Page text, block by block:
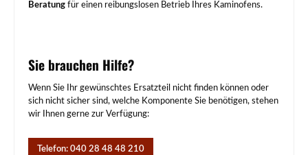
Beratung für einen reibungslosen Betrieb Ihres Kaminofens.
Sie brauchen Hilfe?
Wenn Sie Ihr gewünschtes Ersatzteil nicht finden können oder
sich nicht sicher sind, welche Komponente Sie benötigen, stehen
wir Ihnen gerne zur Verfügung:
Telefon: 040 28 48 48 210